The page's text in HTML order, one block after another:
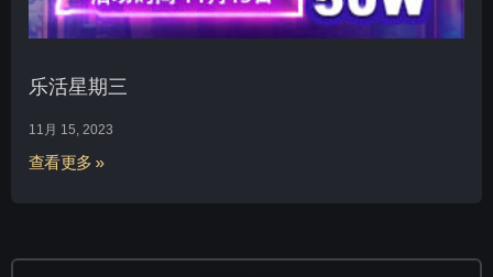
乐活星期三
11月 15, 2023
查看更多 »